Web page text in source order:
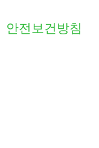
안전보건방침